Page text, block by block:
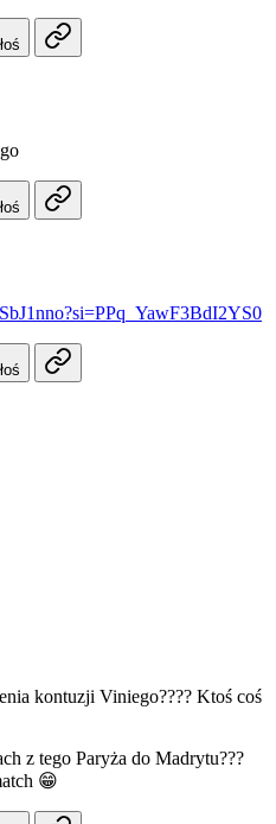
kontuzji Viniego???? Ktoś coś
z tego Paryża do Madrytu???
😁